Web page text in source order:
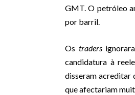
GMT. O petróleo
por barril.
Os traders
candidatura à
disseram acreditar
que afectariam